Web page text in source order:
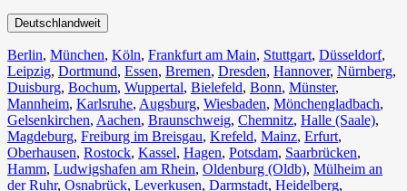
Deutschlandweit
Berlin⁠, München, Köln⁠, Frankfurt am Main, Stuttgart, Düsseldorf,
Leipzig, Dortmund, Essen, Bremen, Dresden, Hannover, Nürnberg,
Duisburg⁠, Bochum, Wuppertal⁠, Bielefeld⁠, Bonn⁠, Münster⁠,
Mannheim, Karlsruhe, Augsburg, Wiesbaden⁠, Mönchengladbach⁠,
Gelsenkirchen⁠, Aachen⁠, Braunschweig, Chemnitz⁠, Halle (Saale)⁠,
Magdeburg, Freiburg im Breisgau⁠, Krefeld⁠, Mainz⁠, Erfurt,
Oberhausen⁠, Rostock⁠, Kassel⁠, Hagen, Potsdam, Saarbrücken⁠,
Hamm, Ludwigshafen am Rhein⁠, Oldenburg (Oldb), Mülheim an
der Ruhr, Osnabrück⁠, Leverkusen, Darmstadt⁠, Heidelberg,